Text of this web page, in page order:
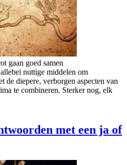
gaan goed samen
nuttige middelen om
de diepere, verborgen aspecten van
te combineren. Sterker nog, elk
met een ja of